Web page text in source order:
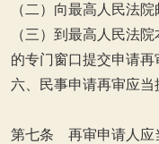
（二）向最高人民法
（三）到最高人民法
的专门窗口提交申请再
六、民事申请再审应当
第七条 再审申请人应